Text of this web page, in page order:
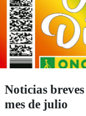
Noticias
mes de julio